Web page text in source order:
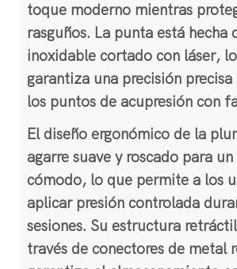
toque moderno mientras
rasguños. La punta está hecha
inoxidable cortado con láser,
garantiza una precisión
los puntos de acupresión con
El diseño ergonómico de la
agarre suave y roscado para
cómodo, lo que permite a los
aplicar presión controlada
sesiones. Su estructura
través de conectores de metal